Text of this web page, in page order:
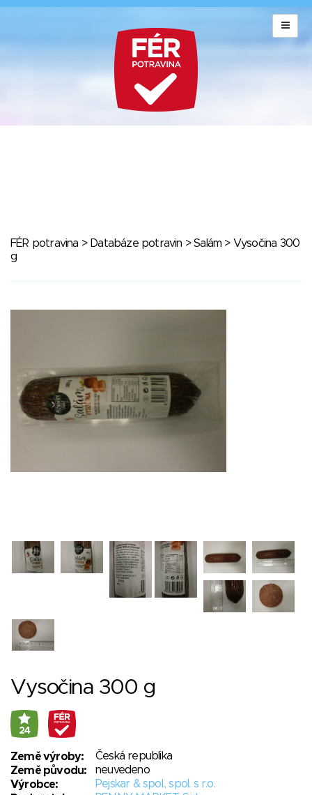
FÉR potravina > Databáze potravin >Salám > Vysočina 300
g
Vysočina 300 g
24
Země výroby:
Česká republika
Země původu:
neuvedeno
Výrobce:
Pejskar & spol., spol. s r.o.